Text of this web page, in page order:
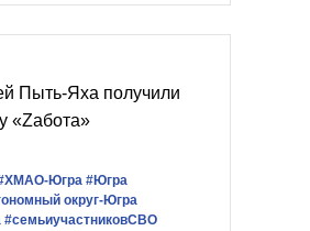
Пыть-Яха получили
«Zабота»
Югра #Югра
округ-Югра
#семьиучастниковСВО